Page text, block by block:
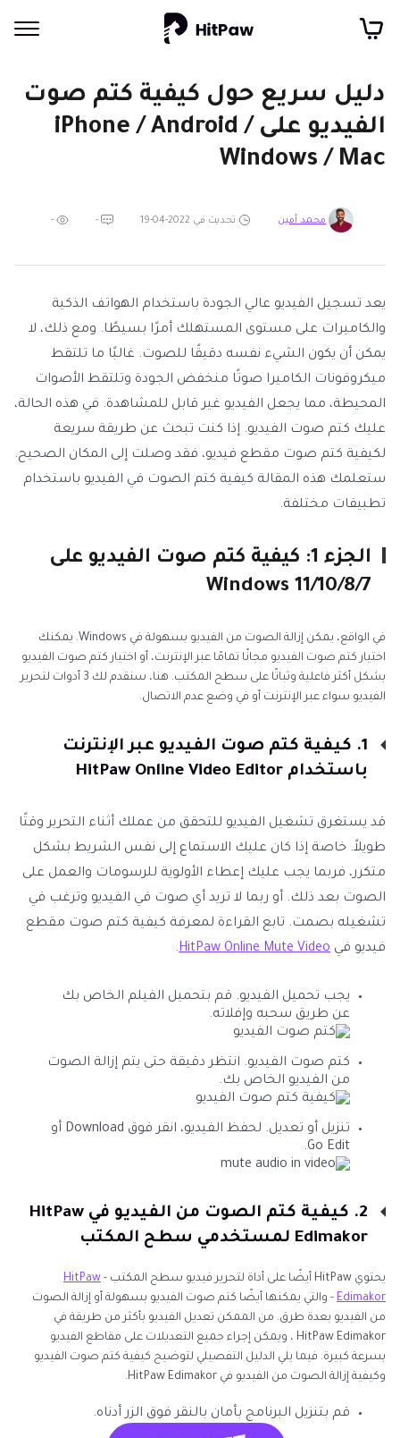
دليل سريع حول كيفية كتم صوت
الفيديو على iPhone / Android /
Windows / Mac
محمد أمين تحديث في 2022-04-19 -
-
يعد تسجيل الفيديو عالي الجودة باستخدام الهواتف الذكية
والكاميرات على مستوى المستهلك أمرًا بسيطًا. ومع ذلك، لا
يمكن أن يكون الشيء نفسه دقيقًا للصوت. غالبًا ما تلتقط
ميكروفونات الكاميرا صوتًا منخفض الجودة وتلتقط الأصوات
المحيطة، مما يجعل الفيديو غير قابل للمشاهدة. في هذه الحالة،
عليك كتم صوت الفيديو. إذا كنت تبحث عن طريقة سريعة
لكيفية كتم صوت مقطع فيديو، فقد وصلت إلى المكان الصحيح.
ستعلمك هذه المقالة كيفية كتم الصوت في الفيديو باستخدام
تطبيقات مختلفة.
الجزء 1: كيفية كتم صوت الفيديو على
Windows 11/10/8/7
في الواقع، يمكن إزالة الصوت من الفيديو بسهولة في Windows. يمكنك
اختيار كتم صوت الفيديو مجانًا تمامًا عبر الإنترنت، أو اختيار كتم صوت الفيديو
بشكل أكثر فاعلية وثباتًا على سطح المكتب. هنا، سنقدم لك 3 أدوات لتحرير
الفيديو سواء عبر الإنترنت أو في وضع عدم الاتصال.
1. كيفية كتم صوت الفيديو عبر الإنترنت
باستخدام HitPaw Online Video Editor
قد يستغرق تشغيل الفيديو للتحقق من عملك أثناء التحرير وقتًا
طويلاً. خاصة إذا كان عليك الاستماع إلى نفس الشريط بشكل
متكرر، فربما يجب عليك إعطاء الأولوية للرسومات والعمل على
الصوت بعد ذلك. أو ربما لا تريد أي صوت في الفيديو وترغب في
تشغيله بصمت. تابع القراءة لمعرفة كيفية كتم صوت مقطع
فيديو في HitPaw Online Mute Video
.
يجب تحميل الفيديو. قم بتحميل الفيلم الخاص بك
عن طريق سحبه وإفلاته.
كتم صوت الفيديو. انتظر دقيقة حتى يتم إزالة الصوت
من الفيديو الخاص بك.
تنزيل أو تعديل. لحفظ الفيديو، انقر فوق Download أو
Go Edit.
2. كيفية كتم الصوت من الفيديو في HitPaw
Edimakor لمستخدمي سطح المكتب
يحتوي HitPaw أيضًا على أداة لتحرير فيديو سطح المكتب -
HitPaw
Edimakor - والتي يمكنها أيضًا كتم صوت الفيديو بسهولة أو إزالة الصوت
من الفيديو بعدة طرق. من الممكن تعديل الفيديو بأكثر من طريقة في
HitPaw Edimakor ، ويمكن إجراء جميع التعديلات على مقاطع الفيديو
بسرعة كبيرة. فيما يلي الدليل التفصيلي لتوضيح كيفية كتم صوت الفيديو
وكيفية إزالة الصوت من الفيديو في HitPaw Edimakor.
قم بتنزيل البرنامج بأمان بالنقر فوق الزر أدناه.